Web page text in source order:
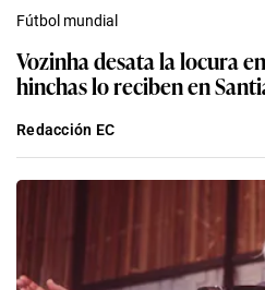
Fútbol mundial
Vozinha desata la locura
hinchas lo reciben en
Redacción EC